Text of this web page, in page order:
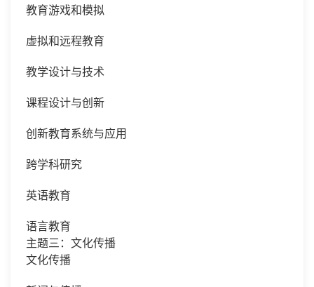
教育游戏和模拟
虚拟和远程教育
教学设计与技术
课程设计与创新
创新教育系统与应用
跨学科研究
英语教育
语言教育
主题三：文化传播
文化传播